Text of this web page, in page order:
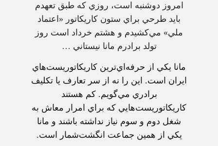
امروز دوشنبه‌ است‌، روزي‌ كه‌ طبق‌ تعهدم‌
بايد طرحي‌ براي‌ ستون‌ كاريكاتور «اعتماد
ملي‌» مي‌كشيدم‌ و هشتم‌ خرداد است‌ روز
تولد برادرم‌ مانا نيستاني‌ …
مانا يكي‌ از حرفه‌اي‌ترين‌ كاريكاتوريست‌هاي‌
ايران‌ است‌. اين‌ را نه‌ از سر تعارف‌ يا تكليف‌
برادري‌ مي‌گويم‌. كم‌ هستند
كاريكاتوريست‌هايي‌ كه‌ براي‌ امرار معاش‌ به‌
شغل‌ دوم‌ و سوم‌ نياز نداشته‌ باشند و مانا
يكي‌ از همين‌ جماعت‌ انگشت‌شمار است‌.